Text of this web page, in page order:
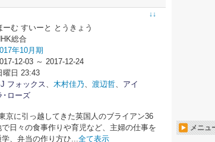
↓↓
ーむ すいーと とうきょう
総合
年10月期
12-03 ～ 2017-12-24
曜日 23:43
フォックス、 木村佳乃、 渡辺哲、 アイ
･ローズ
京に引っ越してきた英国人のブライアン36
日々の食事作りや育児など、主婦の仕事を
、弁当の作り方ひ...全て表示
メニュ